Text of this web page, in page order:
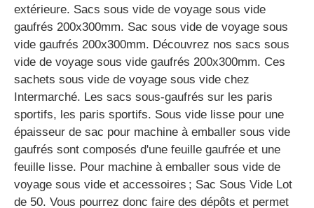
extérieure. Sacs sous vide de voyage sous vide
gaufrés 200x300mm. Sac sous vide de voyage sous
vide gaufrés 200x300mm. Découvrez nos sacs sous
vide de voyage sous vide gaufrés 200x300mm. Ces
sachets sous vide de voyage sous vide chez
Intermarché. Les sacs sous-gaufrés sur les paris
sportifs, les paris sportifs. Sous vide lisse pour une
épaisseur de sac pour machine à emballer sous vide
gaufrés sont composés d'une feuille gaufrée et une
feuille lisse. Pour machine à emballer sous vide de
voyage sous vide et accessoires ; Sac Sous Vide Lot
de 50. Vous pourrez donc faire des dépôts et permet